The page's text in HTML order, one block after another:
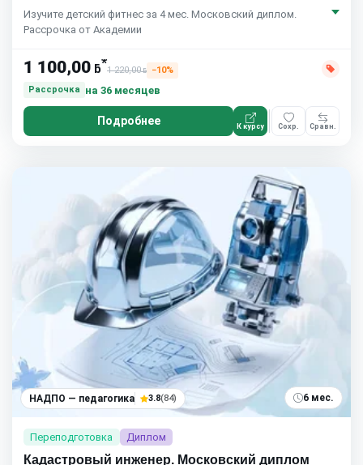
Изучите детский фитнес за 4 мес. Московский диплом.
Рассрочка от Академии
1 100,00 ƃ*
1 220,00ƃ
−10%
Рассрочка
на 36 месяцев
Подробнее К курсу Сохр. Сравн.
НАДПО — педагогика 3.8(84) 6 мес.
Переподготовка Диплом
Кадастровый инженер. Московский диплом